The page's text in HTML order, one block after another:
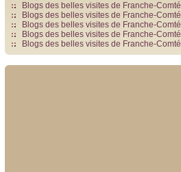
Blogs des belles visites de Franche-Comté
Blogs des belles visites de Franche-Comté
Blogs des belles visites de Franche-Comté
Blogs des belles visites de Franche-Comté
Blogs des belles visites de Franche-Comté